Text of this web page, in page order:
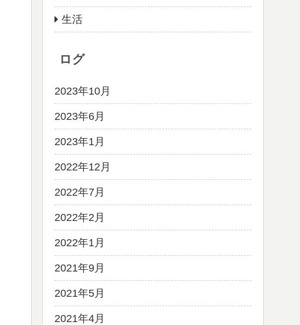
生活
ログ
2023年10月
2023年6月
2023年1月
2022年12月
2022年7月
2022年2月
2022年1月
2021年9月
2021年5月
2021年4月